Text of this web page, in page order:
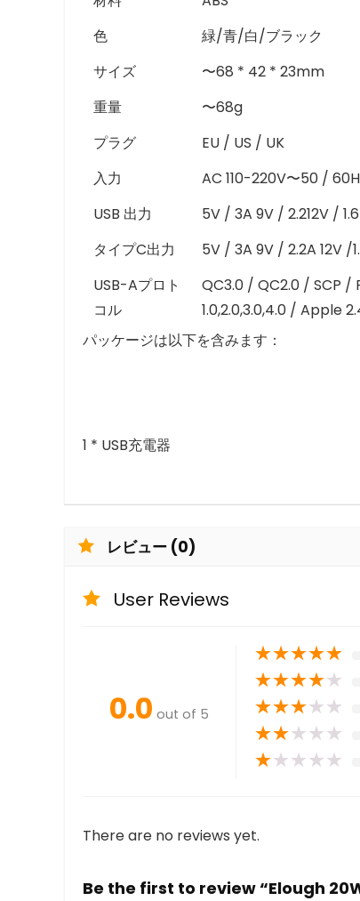
色
緑/青/白/ブラック
サイズ
〜68 * 42 * 23mm
重量
〜68g
プラグ
EU / US / UK
入力
AC 110-220V〜50 /
USB 出力
5V / 3A 9V / 2.212V /
タイプC出力
5V / 3A 9V / 2.2A 12V /
USB-Aプロト
コル
QC3.0 / QC2.0 / SCP
1.0,2.0,3.0,4.0 / Apple
パッケージは以下を含みます：
1 * USB充電器
レビュー (0)
User Reviews
0.0 out of 5
★★★★★
★★★★★
★★★★★
★★★★★
★★★★★
There are no reviews yet.
Be the first to review “Elough